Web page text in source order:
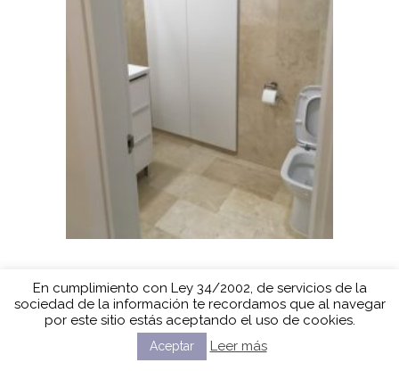
En cumplimiento con Ley 34/2002, de servicios de la
sociedad de la información te recordamos que al navegar
por este sitio estás aceptando el uso de cookies.
Aceptar Leer más